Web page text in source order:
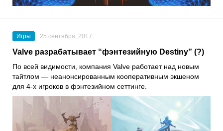
Игры 25 сентября, 2017
Valve разрабатывает “фэнтезийную Destiny” (?)
По всей видимости, компания Valve работает над новым
тайтлом — неанонсированным кооперативным экшеном
для 4-х игроков в фэнтезийном сеттинге.